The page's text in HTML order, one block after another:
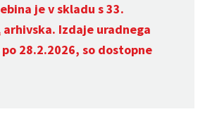
je v skladu s 33.
arhivska. Izdaje uradnega
28.2.2026, so dostopne